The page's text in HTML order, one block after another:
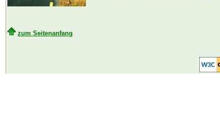
zum Seitenanfang